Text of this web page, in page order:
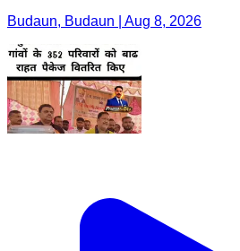
Budaun, Budaun | Aug 8, 2026